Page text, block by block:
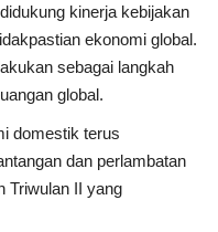
kinerja kebijakan
ekonomi global​.
sebagai langkah
global.
domestik terus
dan perlambatan
Triwulan II yang